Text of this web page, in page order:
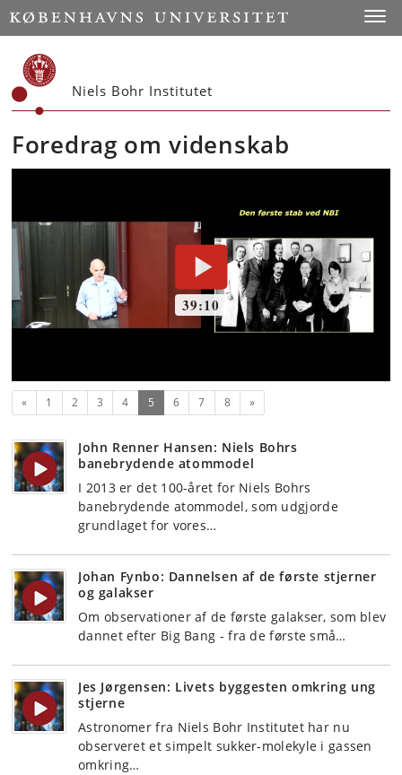
Start
Niels Bohr Institutet
Foredrag om videnskab
Forrige
« 1 2 3 4 5(nuværende)
6 7 8 Næste
»
John Renner Hansen: Niels Bohrs
banebrydende atommodel
I 2013 er det 100-året for Niels Bohrs
banebrydende atommodel, som udgjorde
grundlaget for vores…
Johan Fynbo: Dannelsen af de første stjerner
og galakser
Om observationer af de første galakser, som blev
dannet efter Big Bang - fra de første små…
Jes Jørgensen: Livets byggesten omkring ung
stjerne
Astronomer fra Niels Bohr Institutet har nu
observeret et simpelt sukker-molekyle i gassen
omkring…